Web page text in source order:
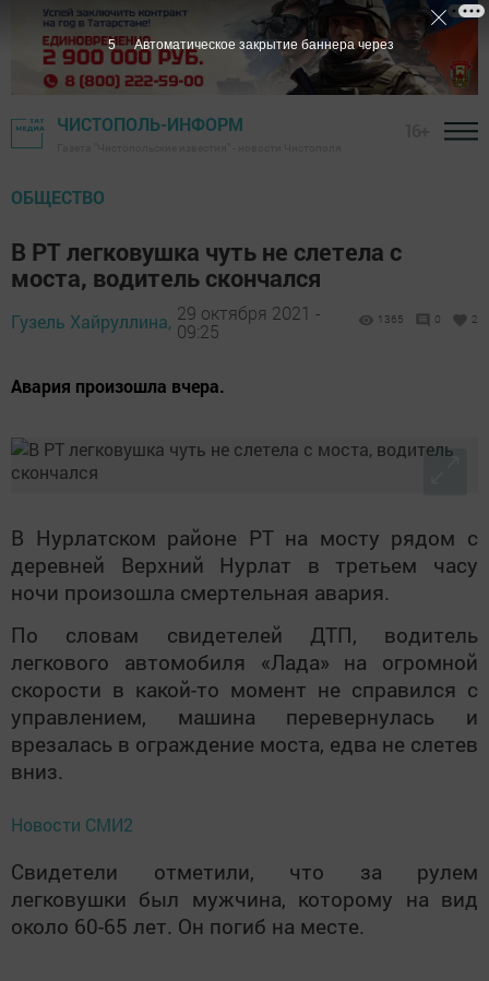
ЧИСТОПОЛЬ-ИНФОРМ
ОБЩЕСТВО
В РТ легковушка чуть не слетела с
моста, водитель скончался
Гузель Хайруллина, 29 октября 2021 -
09:25
1365 0 2
Авария произошла вчера.
В Нурлатском районе РТ на мосту рядом с
деревней Верхний Нурлат в третьем часу
ночи произошла смертельная авария.
По словам свидетелей ДТП, водитель
легкового автомобиля «Лада» на огромной
скорости в какой-то момент не справился с
управлением, машина перевернулась и
врезалась в ограждение моста, едва не слетев
вниз.
Новости СМИ2
Свидетели отметили, что за рулем
легковушки был мужчина, которому на вид
около 60-65 лет. Он погиб на месте.
4 Автоматическое закрытие баннера через